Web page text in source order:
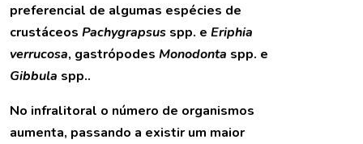
preferencial de algumas espécies de
crustáceos Pachygrapsus spp. e Eriphia
verrucosa, gastrópodes Monodonta spp. e
Gibbula spp..
No infralitoral o número de organismos
aumenta, passando a existir um maior